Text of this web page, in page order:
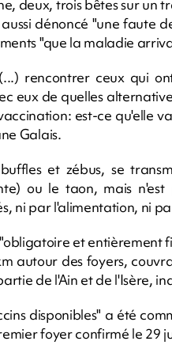
deux, trois bêtes sur un
dénoncé "une faute
"que la maladie
rencontrer ceux qui
eux de quelles
est-ce qu'elle
Galais.
et zébus, se
ou le taon, mais
ni par l'alimentation, ni
et entièrement
autour des foyers,
de l'Ain et de l'Isère,
disponibles" a été
foyer confirmé le 29